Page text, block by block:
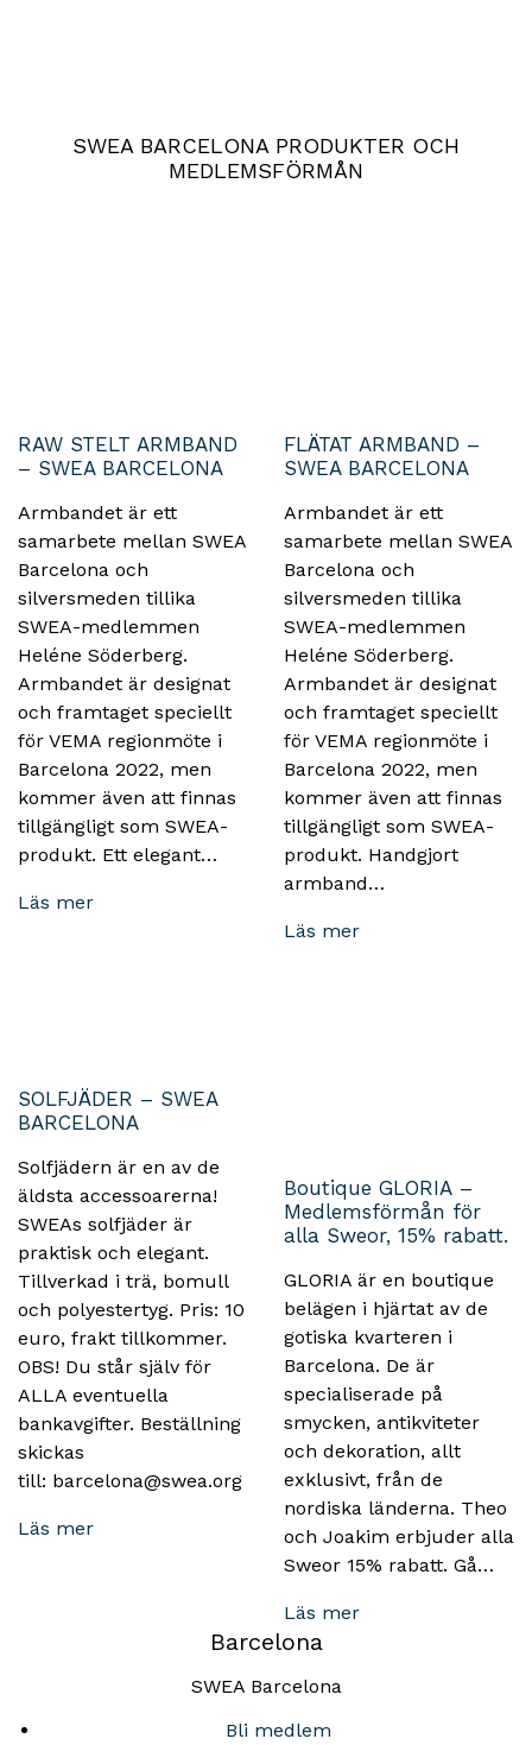
SWEA BARCELONA PRODUKTER OCH
MEDLEMSFÖRMÅN
RAW STELT ARMBAND
– SWEA BARCELONA
Armbandet är ett
samarbete mellan SWEA
Barcelona och
silversmeden tillika
SWEA-medlemmen
Heléne Söderberg.
Armbandet är designat
och framtaget speciellt
för VEMA regionmöte i
Barcelona 2022, men
kommer även att finnas
tillgängligt som SWEA-
produkt. Ett elegant…
Läs mer
FLÄTAT ARMBAND –
SWEA BARCELONA
Armbandet är ett
samarbete mellan SWEA
Barcelona och
silversmeden tillika
SWEA-medlemmen
Heléne Söderberg.
Armbandet är designat
och framtaget speciellt
för VEMA regionmöte i
Barcelona 2022, men
kommer även att finnas
tillgängligt som SWEA-
produkt. Handgjort
armband…
Läs mer
SOLFJÄDER – SWEA
BARCELONA
Solfjädern är en av de
äldsta accessoarerna!
SWEAs solfjäder är
praktisk och elegant.
Tillverkad i trä, bomull
och polyestertyg. Pris: 10
euro, frakt tillkommer.
OBS! Du står själv för
ALLA eventuella
bankavgifter. Beställning
skickas
till: barcelona@swea.org
Läs mer
Boutique GLORIA –
Medlemsförmån för
alla Sweor, 15% rabatt.
GLORIA är en boutique
belägen i hjärtat av de
gotiska kvarteren i
Barcelona. De är
specialiserade på
smycken, antikviteter
och dekoration, allt
exklusivt, från de
nordiska länderna. Theo
och Joakim erbjuder alla
Sweor 15% rabatt. Gå…
Läs mer
Barcelona
SWEA Barcelona
Bli medlem